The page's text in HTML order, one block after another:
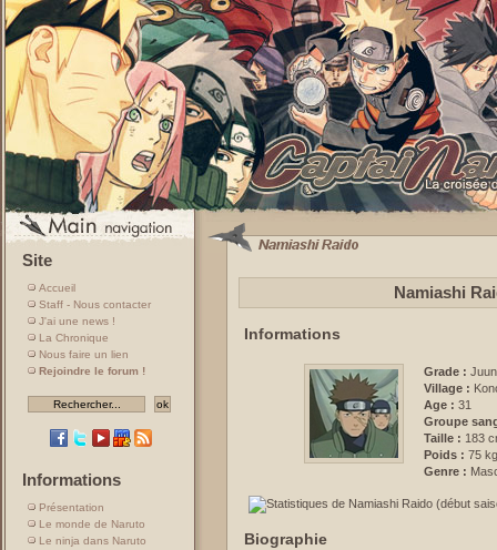
Site
Accueil
Staff - Nous contacter
J'ai une news !
La Chronique
Nous faire un lien
Rejoindre le forum !
Informations
Présentation
Le monde de Naruto
Le ninja dans Naruto
Namiashi
Informations
Grade :
Village :
Age : 31
Groupe
Taille : 183
Poids : 75 kg
Genre :
Biographie